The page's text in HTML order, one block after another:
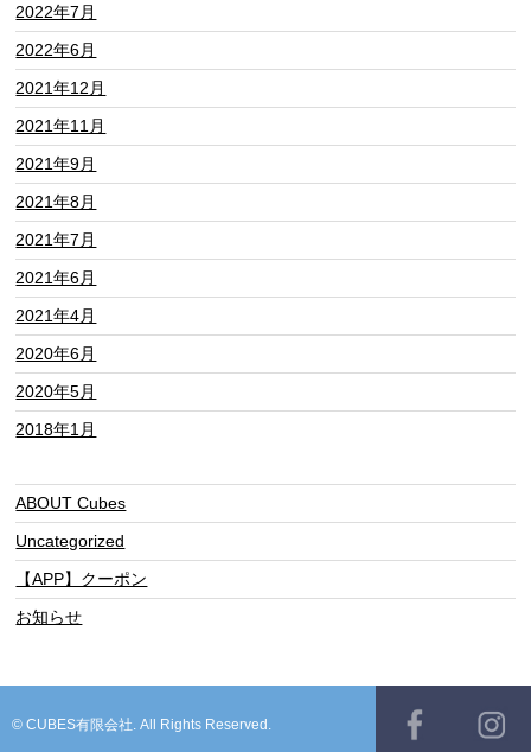
2022年7月
2022年6月
2021年12月
2021年11月
2021年9月
2021年8月
2021年7月
2021年6月
2021年4月
2020年6月
2020年5月
2018年1月
ABOUT Cubes
Uncategorized
【APP】クーポン
お知らせ
© CUBES有限会社. All Rights Reserved.